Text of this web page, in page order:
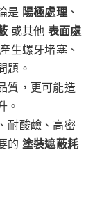
是 陽極處理、
或其他 表面處
生螺牙堵塞、
題。
質，更可能造
。
耐酸鹼、高密
的 塗裝遮蔽耗